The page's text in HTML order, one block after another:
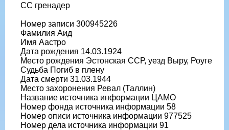
СС гренадер
Номер записи 300945226
Фамилия Аид
Имя Аастро
Дата рождения 14.03.1924
Место рождения Эстонская ССР, уезд Выру, Роуге
Судьба Погиб в плену
Дата смерти 31.03.1944
Место захоронения Ревал (Таллин)
Название источника информации ЦАМО
Номер фонда источника информации 58
Номер описи источника информации 977525
Номер дела источника информации 91